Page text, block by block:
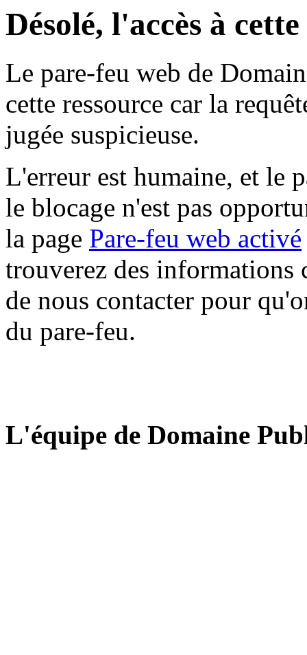
Désolé, l'accès à
Le pare-feu web de
cette ressource car la
jugée suspicieuse.
L'erreur est humaine, et le
le blocage n'est pas
la page Pare-feu web activé
trouverez des informations
de nous contacter pour
du pare-feu.
L'équipe de Domaine